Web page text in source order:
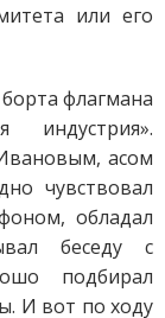
или его
флагмана
индустрия».
асом
чувствовал
обладал
беседу с
подбирал
И вот по ходу